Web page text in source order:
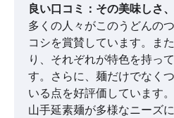
良い口コミ：その美味しさ
多くの人々がこのうどんの
コシを賞賛しています。ま
り、それぞれが特色を持っ
す。さらに、麺だけでなく
いる点を好評価しています
山手延素麺が多様なニーズ